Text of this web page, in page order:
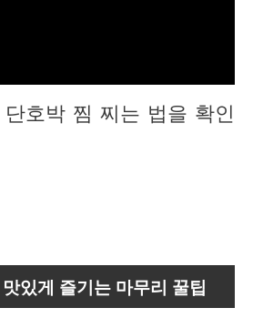
호박 찜 찌는 법을 확인
있게 즐기는 마무리 꿀팁